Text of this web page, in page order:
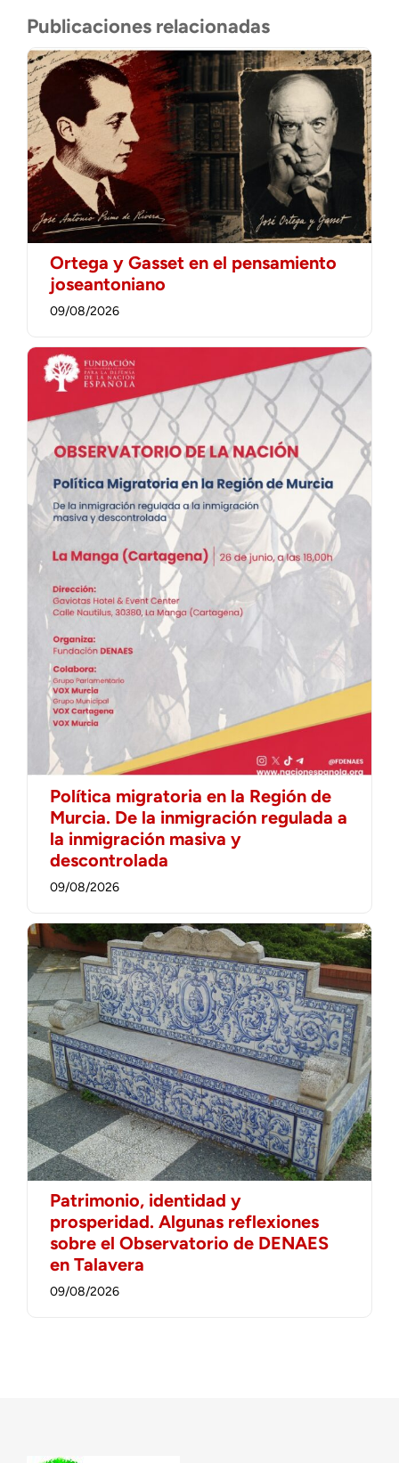
Publicaciones relacionadas
Ortega y Gasset en el pensamiento
joseantoniano
09/08/2026
Política migratoria en la Región de
Murcia. De la inmigración regulada a
la inmigración masiva y
descontrolada
09/08/2026
Patrimonio, identidad y
prosperidad. Algunas reflexiones
sobre el Observatorio de DENAES
en Talavera
09/08/2026